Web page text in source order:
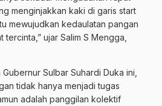
menginjakkan kaki di garis start
mewujudkan kedaulatan pangan
tercinta,” ujar Salim S Mengga,
Sulbar Suhardi Duka ini,
tidak hanya menjadi tugas
adalah panggilan kolektif